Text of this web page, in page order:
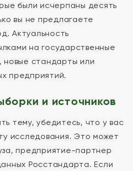
были исчерпаны десять
вы не предлагаете
Актуальность
на государственные
новые стандарты или
предприятий.
и источников
тему, убедитесь, что у вас
исследования. Это может
предприятие-партнер
Росстандарта. Если